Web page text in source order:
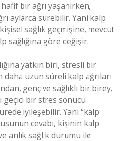
bir ağrı yaşanırken,
aylarca sürebilir. Yani kalp
sağlık geçmişine, mevcut
sağlığına göre değişir.
yatkın biri, stresli bir
uzun süreli kalp ağrıları
genç ve sağlıklı bir birey,
geçici bir stres sonucu
iyileşebilir. Yani “kalp
cevabı, kişinin kalp
anlık sağlık durumu ile